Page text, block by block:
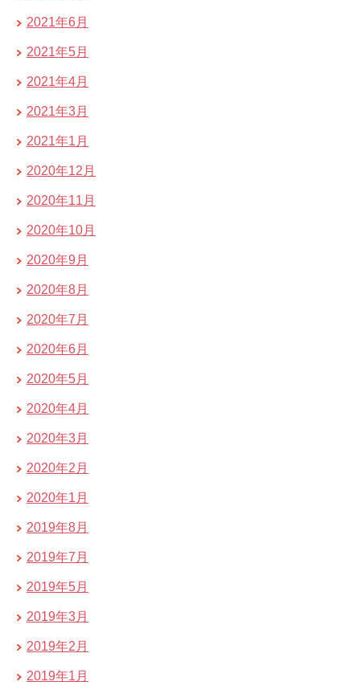
2021年6月
2021年5月
2021年4月
2021年3月
2021年1月
2020年12月
2020年11月
2020年10月
2020年9月
2020年8月
2020年7月
2020年6月
2020年5月
2020年4月
2020年3月
2020年2月
2020年1月
2019年8月
2019年7月
2019年5月
2019年3月
2019年2月
2019年1月